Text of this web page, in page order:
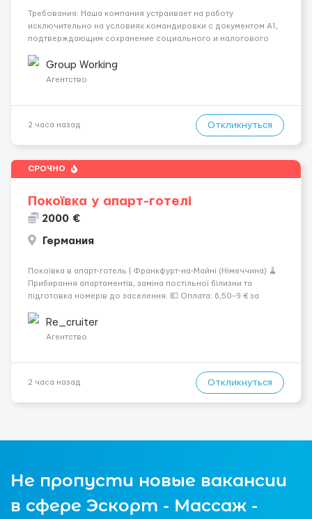
Требования: Наша компания устраивает на работу
исключительно на условиях командировки с документом A1,
подтверждающим сохранение социального и налогового
A1 могут получить граждане стран с упрощенным доступом к
рынку труда ЕС (Укра...
Group Working
Агентство
2 часа назад Откликнуться
СРОЧНО
Покоївка у апарт-готелі
2000 €
Германия
Покоївка в апарт-готель | Франкфурт-на-Майні (Німеччина) 🧹
Прибирання апартаментів, заміна постільної білизни та
підготовка номерів до заселення. 💶 Оплата: 6,50–9 € за
близько 2000 € на місяць (після вирахув...
Re_cruiter
Агентство
2 часа назад Откликнуться
Не пропусти новые вакансии
в сфере Эскорт - Массаж -